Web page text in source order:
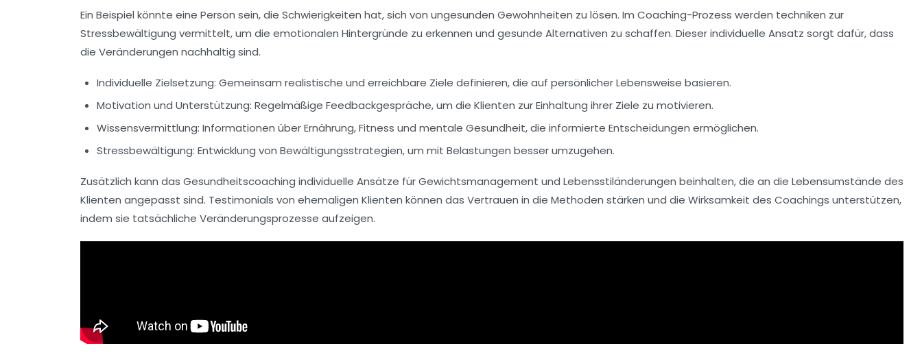
Ein Beispiel könnte eine Person sein, die Schwierigkeiten hat, sich von ungesunden Gewohnheiten zu lösen. Im Coaching-Prozess werden techniken zur
Stressbewältigung vermittelt, um die emotionalen Hintergründe zu erkennen und gesunde Alternativen zu schaffen. Dieser individuelle Ansatz sorgt dafür, dass
die Veränderungen nachhaltig sind.
Individuelle Zielsetzung: Gemeinsam realistische und erreichbare Ziele definieren, die auf persönlicher Lebensweise basieren.
Motivation und Unterstützung: Regelmäßige Feedbackgespräche, um die Klienten zur Einhaltung ihrer Ziele zu motivieren.
Wissensvermittlung: Informationen über Ernährung, Fitness und mentale Gesundheit, die informierte Entscheidungen ermöglichen.
Stressbewältigung: Entwicklung von Bewältigungsstrategien, um mit Belastungen besser umzugehen.
Zusätzlich kann das Gesundheitscoaching individuelle Ansätze fürGewichtsmanagement und Lebensstiländerungen beinhalten, die an die Lebensumstände des
Klienten angepasst sind. Testimonials von ehemaligen Klienten können das Vertrauen in die Methoden stärken und die Wirksamkeit des Coachings unterstützen,
indem sie tatsächliche Veränderungsprozesse aufzeigen.